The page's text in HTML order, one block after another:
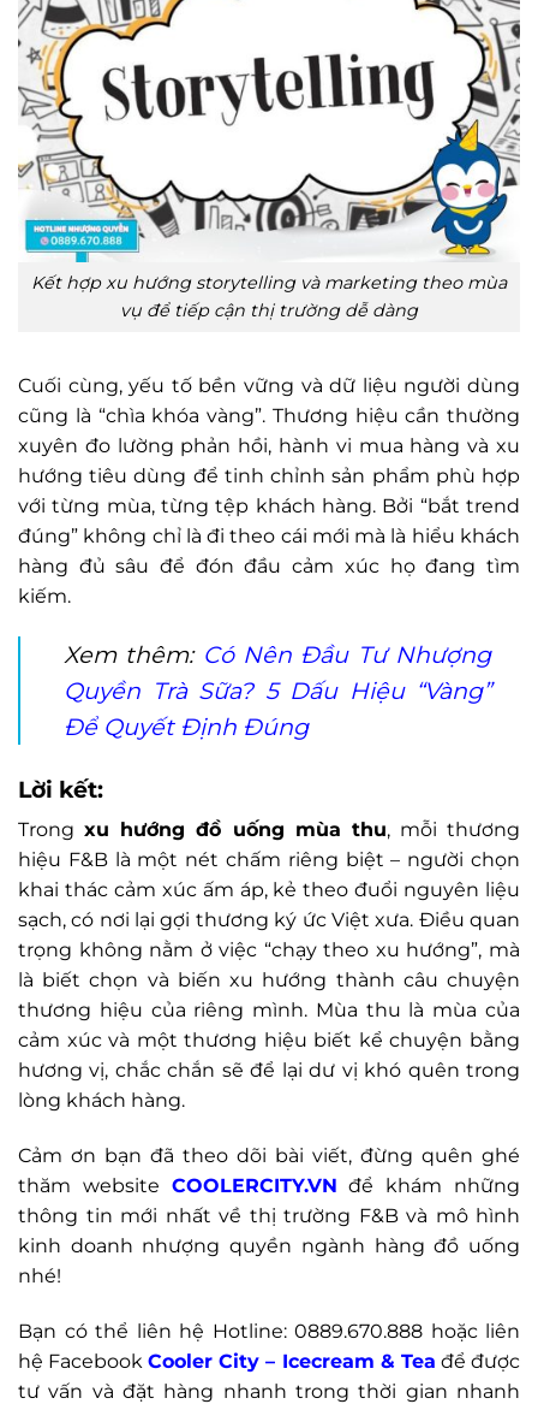
Kết hợp xu hướng storytelling và marketing theo mùa
vụ để tiếp cận thị trường dễ dàng
Cuối cùng, yếu tố bền vững và dữ liệu người dùng
cũng là “chìa khóa vàng”. Thương hiệu cần thường
xuyên đo lường phản hồi, hành vi mua hàng và xu
hướng tiêu dùng để tinh chỉnh sản phẩm phù hợp
với từng mùa, từng tệp khách hàng. Bởi “bắt trend
đúng” không chỉ là đi theo cái mới mà là hiểu khách
hàng đủ sâu để đón đầu cảm xúc họ đang tìm
kiếm.
Xem thêm: Có Nên Đầu Tư Nhượng
Quyền Trà Sữa? 5 Dấu Hiệu “Vàng”
Để Quyết Định Đúng
Lời kết:
Trongxu hướng đồ uống mùa thu, mỗi thương
hiệu F&B là một nét chấm riêng biệt – người chọn
khai thác cảm xúc ấm áp, kẻ theo đuổi nguyên liệu
sạch, có nơi lại gợi thương ký ức Việt xưa. Điều quan
trọng không nằm ở việc “chạy theo xu hướng”, mà
là biết chọn và biến xu hướng thành câu chuyện
thương hiệu của riêng mình. Mùa thu là mùa của
cảm xúc và một thương hiệu biết kể chuyện bằng
hương vị, chắc chắn sẽ để lại dư vị khó quên trong
lòng khách hàng.
Cảm ơn bạn đã theo dõi bài viết, đừng quên ghé
thăm website COOLERCITY.VN để khám những
thông tin mới nhất về thị trường F&B và mô hình
kinh doanh nhượng quyền ngành hàng đồ uống
nhé!
Bạn có thể liên hệ Hotline: 0889.670.888 hoặc liên
hệ Facebook Cooler City – Icecream & Tea để được
tư vấn và đặt hàng nhanh trong thời gian nhanh